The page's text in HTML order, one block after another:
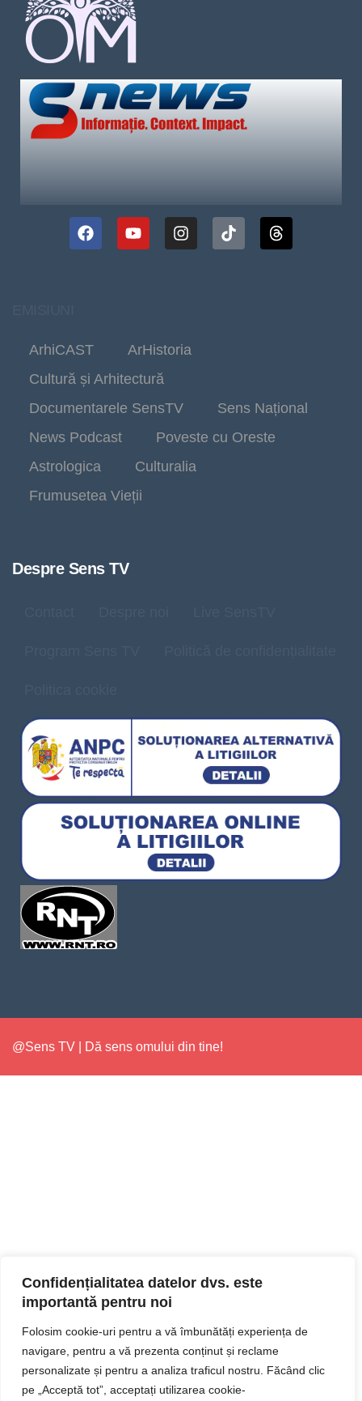
Confidențialitatea datelor dvs. este
importantă pentru noi
Folosim cookie-uri pentru a vă îmbunătăți experiența de
navigare, pentru a vă prezenta conținut și reclame
personalizate și pentru a analiza traficul nostru. Făcând clic
pe „Acceptă tot”, acceptați utilizarea cookie-
ArhiCAST
ArHistoria
Cultură și Arhitectură
Documentarele SensTV
Sens Național
News Podcast
Poveste cu Oreste
Astrologica
Culturalia
Frumusetea Vieții
Despre Sens TV
@Sens TV | Dă sens omului din tine!